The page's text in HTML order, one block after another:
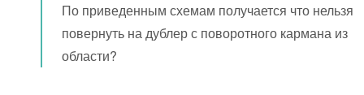
По приведенным схемам получается что нельзя
повернуть на дублер с поворотного кармана из
области?